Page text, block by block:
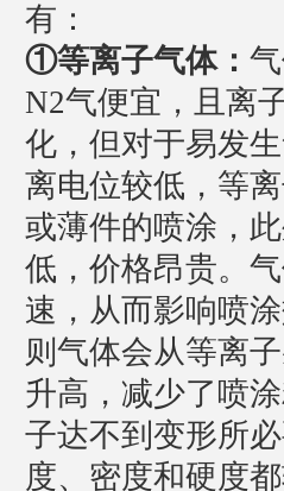
有：
①等离子气体：
N2气便宜，且离
化，但对于易发
离电位较低，等
或薄件的喷涂，
低，价格昂贵。
速，从而影响喷
则气体会从等离
升高，减少了喷
子达不到变形所
度、密度和硬度